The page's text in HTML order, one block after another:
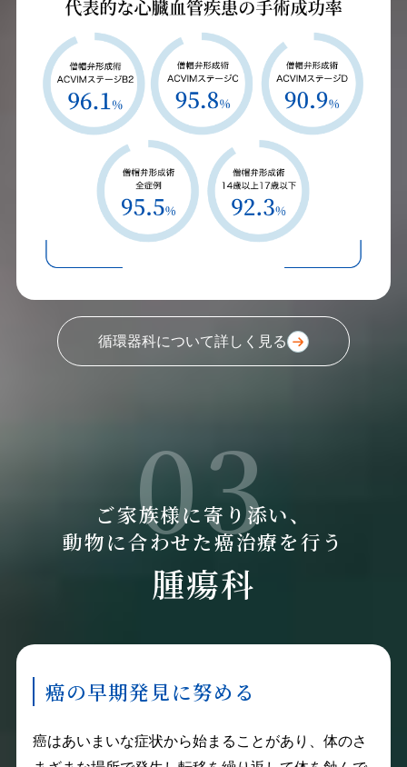
循環器科について詳しく見る
03
ご家族様に寄り添い、
動物に合わせた癌治療を行う
腫瘍科
癌の早期発見に努める
癌はあいまいな症状から始まることがあり、体のさ